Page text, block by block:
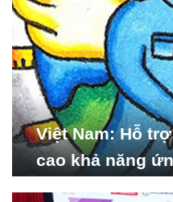
Việt Nam: Hỗ
cao khả năng